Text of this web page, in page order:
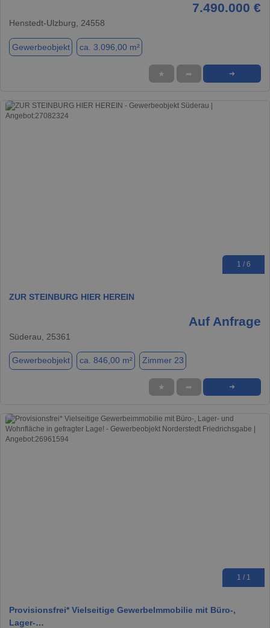
7.490.000 €
Henstedt-Ulzburg, 24558
Gewerbeobjekt ca. 3.096,00 m²
★ ➦ ➜
1 / 6
ZUR STEINBURG HIER HEREIN
Auf Anfrage
Süderau, 25361
Gewerbeobjekt ca. 846,00 m² Zimmer 23
★ ➦ ➜
1 / 1
Provisionsfrei* Vielseitige GewerbeImmobilie mit Büro-,
Lager-…